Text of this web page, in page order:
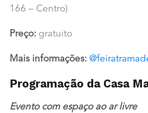
166 – Centro)
Preço: gratuito
Mais informações:
Programação da Casa
Evento com espaço ao ar livre